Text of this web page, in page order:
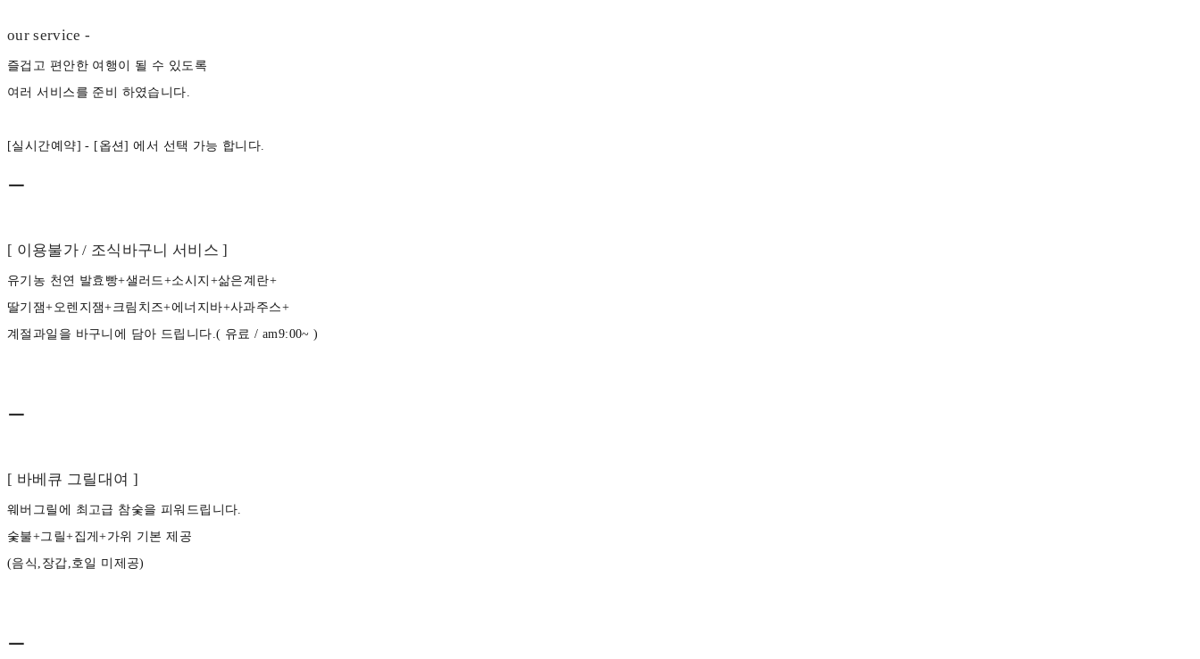
our service -
즐겁고 편안한 여행이 될 수 있도록
여러 서비스를 준비 하였습니다.
[실시간예약] - [옵션] 에서 선택 가능 합니다.
ㅡ
[ 이용불가 / 조식바구니 서비스 ]
유기농 천연 발효빵+샐러드+소시지+삶은계란+
딸기잼+오렌지잼+크림치즈+에너지바+사과주스+
계절과일을 바구니에 담아 드립니다.( 유료 / am9:00~ )
ㅡ
[ 바베큐 그릴대여 ]
웨버그릴에 최고급 참숯을 피워드립니다.
숯불+그릴+집게+가위 기본 제공
(음식,장갑,호일 미제공)
ㅡ